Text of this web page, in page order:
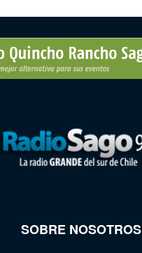
SOBRE NOSOTROS